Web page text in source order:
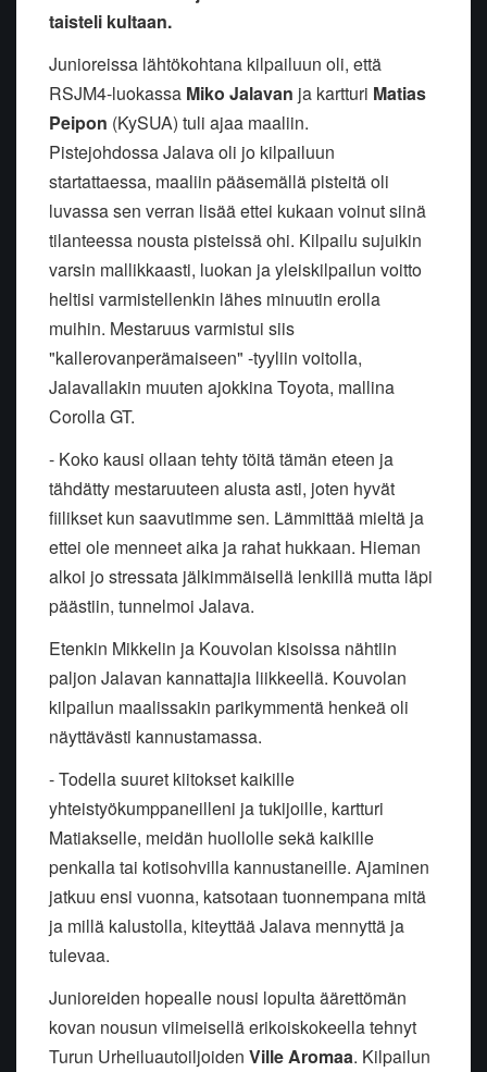
taisteli kultaan.
Junioreissa lähtökohtana kilpailuun oli, että
RSJM4-luokassa Miko Jalavan ja kartturi Matias
Peipon (KySUA) tuli ajaa maaliin.
Pistejohdossa Jalava oli jo kilpailuun
startattaessa, maaliin pääsemällä pisteitä oli
luvassa sen verran lisää ettei kukaan voinut siinä
tilanteessa nousta pisteissä ohi. Kilpailu sujuikin
varsin mallikkaasti, luokan ja yleiskilpailun voitto
heltisi varmistellenkin lähes minuutin erolla
muihin. Mestaruus varmistui siis
"kallerovanperämaiseen" -tyyliin voitolla,
Jalavallakin muuten ajokkina Toyota, mallina
Corolla GT.
- Koko kausi ollaan tehty töitä tämän eteen ja
tähdätty mestaruuteen alusta asti, joten hyvät
fiilikset kun saavutimme sen. Lämmittää mieltä ja
ettei ole menneet aika ja rahat hukkaan. Hieman
alkoi jo stressata jälkimmäisellä lenkillä mutta läpi
päästiin, tunnelmoi Jalava.
Etenkin Mikkelin ja Kouvolan kisoissa nähtiin
paljon Jalavan kannattajia liikkeellä. Kouvolan
kilpailun maalissakin parikymmentä henkeä oli
näyttävästi kannustamassa.
- Todella suuret kiitokset kaikille
yhteistyökumppaneilleni ja tukijoille, kartturi
Matiakselle, meidän huollolle sekä kaikille
penkalla tai kotisohvilla kannustaneille. Ajaminen
jatkuu ensi vuonna, katsotaan tuonnempana mitä
ja millä kalustolla, kiteyttää Jalava mennyttä ja
tulevaa.
Junioreiden hopealle nousi lopulta äärettömän
kovan nousun viimeisellä erikoiskokeella tehnyt
Turun Urheiluautoiljoiden Ville Aromaa. Kilpailun